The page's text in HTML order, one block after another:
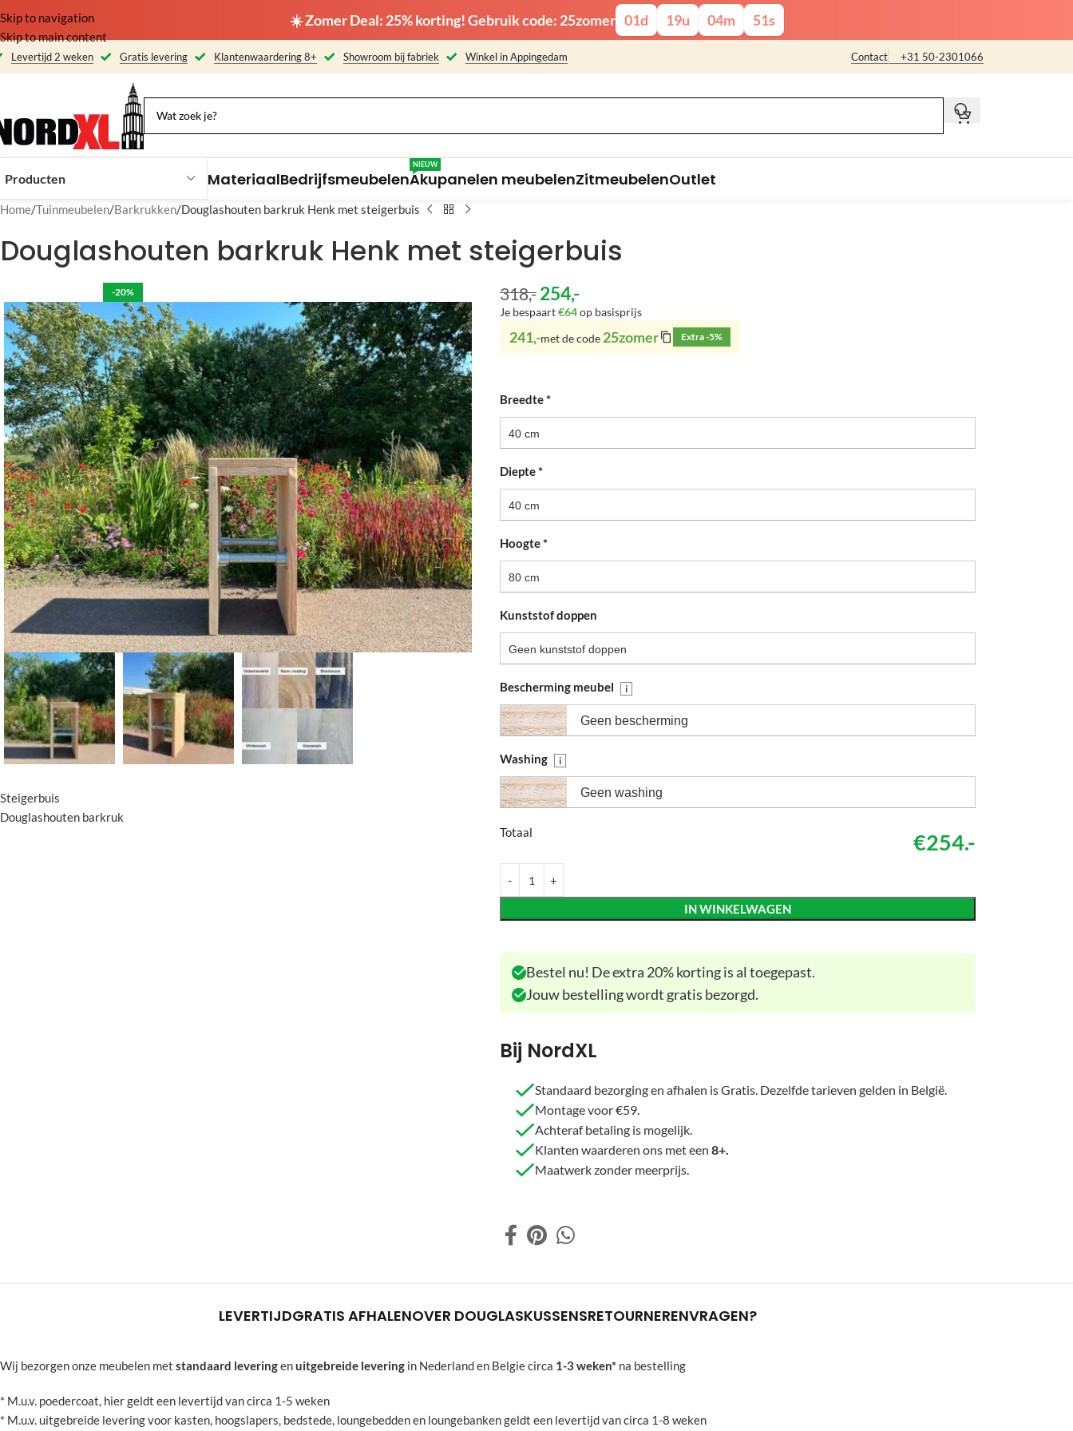
☀️ Zomer Deal: 25% korting! Gebruik code: 25zomer 01d 19u 04m 50s
Skip to navigation
Skip to main content
Levertijd 2 weken Gratis levering Klantenwaardering 8+ Showroom bij fabriek Winkel in Appingedam Contact +31 50-2301066
Producten MateriaalBedrijfsmeubelenAkupanelen meubelen
NIEUW
ZitmeubelenOutlet
Home Tuinmeubelen Barkrukken Douglashouten barkruk Henk met steigerbuis
Douglashouten barkruk Henk met steigerbuis
-20%
Steigerbuis
Douglashouten barkruk
318,- 254,-
Je bespaart€64op basisprijs
241,-met de code 25zomer Extra -5%
Breedte*
40 cm
Diepte*
40 cm
Hoogte*
80 cm
Kunststof doppen
Geen kunststof doppen
Bescherming meubel i
Geen bescherming
Washing i
Geen washing
Totaal €254.-
IN WINKELWAGEN
Bestel nu! De extra 20% korting is al toegepast.
Jouw bestelling wordt gratis bezorgd.
Bij NordXL
Standaard bezorging en afhalen is Gratis. Dezelfde tarieven gelden in België.
Montage voor €59.
Achteraf betaling is mogelijk.
Klanten waarderen ons met een 8+.
Maatwerk zonder meerprijs.
LEVERTIJDGRATIS AFHALENOVER DOUGLASKUSSENSRETOURNERENVRAGEN?
Wij bezorgen onze meubelen met standaard leveringenuitgebreide levering in Nederland en Belgie circa 1-3 weken* na bestelling
* M.u.v. poedercoat, hier geldt een levertijd van circa 1-5 weken
* M.u.v. uitgebreide levering voor kasten, hoogslapers, bedstede, loungebedden en loungebanken geldt een levertijd van circa 1-8 weken